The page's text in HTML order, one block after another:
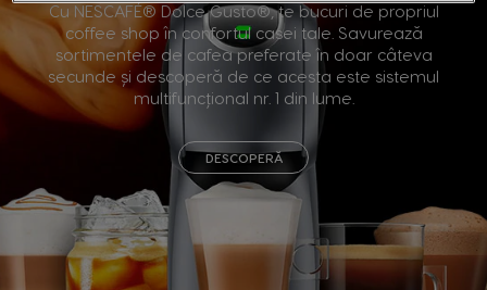
Cu NESCAFÉ® Dolce Gusto®, te bucuri de propriul
coffee shop în confortul casei tale. Savurează
sortimentele de cafea preferate în doar câteva
secunde și descoperă de ce acesta este sistemul
multifuncțional nr. 1 din lume.
DESCOPERĂ